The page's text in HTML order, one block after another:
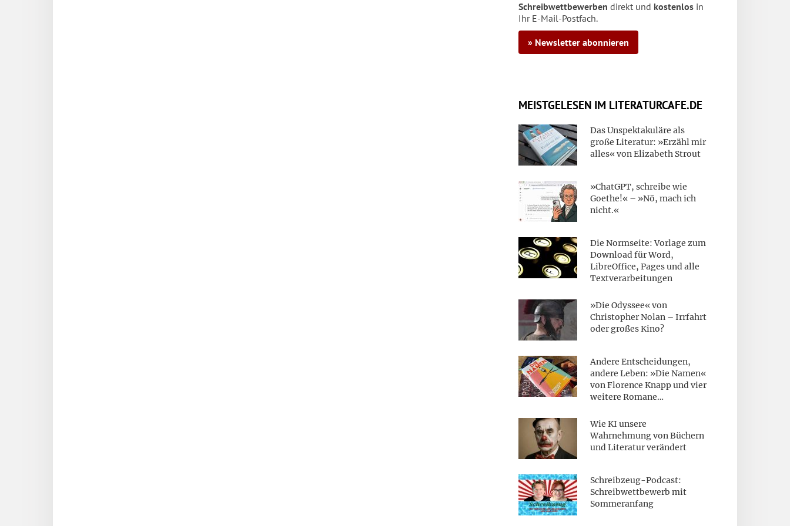
Schreibwettbewerben direkt und kostenlos in
Ihr E-Mail-Postfach.
» Newsletter abonnieren
MEISTGELESEN IM LITERATURCAFE.DE
Das Unspektakuläre als
große Literatur: »Erzähl mir
alles« von Elizabeth Strout
»ChatGPT, schreibe wie
Goethe!« – »Nö, mach ich
nicht.«
Die Normseite: Vorlage zum
Download für Word,
LibreOffice, Pages und alle
Textverarbeitungen
»Die Odyssee« von
Christopher Nolan – Irrfahrt
oder großes Kino?
Andere Entscheidungen,
andere Leben: »Die Namen«
von Florence Knapp und vier
weitere Romane…
Wie KI unsere
Wahrnehmung von Büchern
und Literatur verändert
Schreibzeug-Podcast:
Schreibwettbewerb mit
Sommeranfang